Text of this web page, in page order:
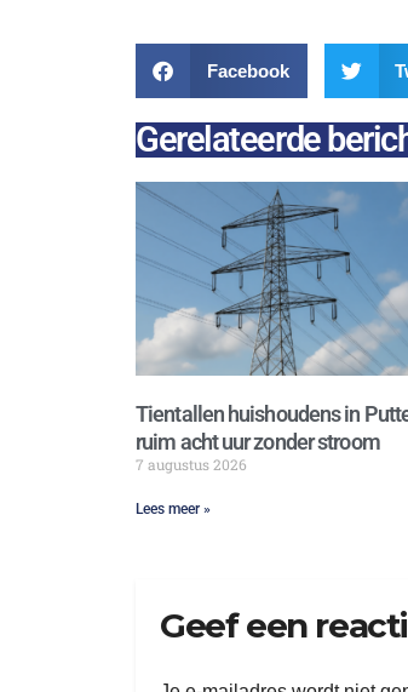
Facebook
Gerelateerde
Tientallen huishoudens in
ruim acht uur zonder stroom
7 augustus 2026
Lees meer »
Geef een